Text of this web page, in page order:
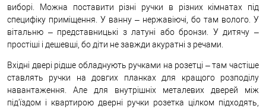
виборі. Можна поставити різні ручки в різних кімнатах під
специфіку приміщення. У ванну – нержавіючі, бо там волого. У
вітальню – представницькі з латуні або бронзи. У дитячу –
простіші і дешевші, бо діти не завжди акуратні з речами.
Вхідні двері рідше обладнують ручками на розетці – там частіше
ставлять ручки на довгих планках для кращого розподілу
навантаження. Але для внутрішніх металевих дверей між
під'їздом і квартирою дверні ручки розетка цілком підходять,